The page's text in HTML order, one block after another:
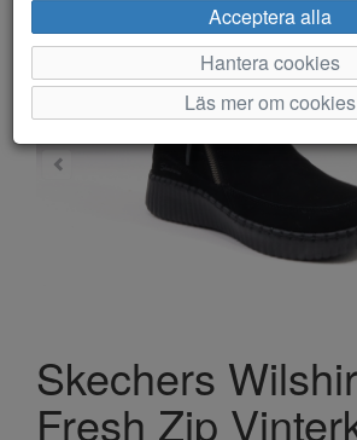
Skechers
Fresh Zip
Acceptera alla
Hantera cookies
Läs mer om cookies